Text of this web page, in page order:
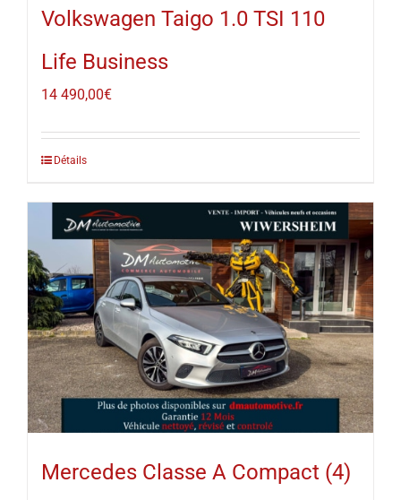
Volkswagen Taigo 1.0 TSI 110
Life Business
14 490,00€
Détails
Mercedes Classe A Compact (4)